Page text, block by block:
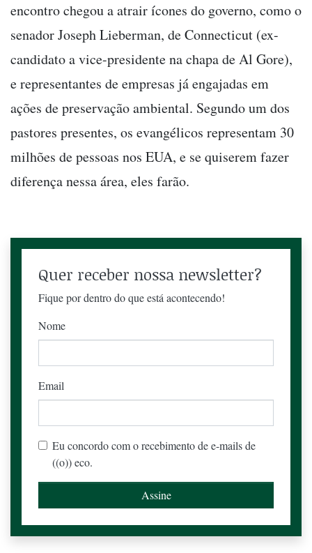
encontro chegou a atrair ícones do governo, como o
senador Joseph Lieberman, de Connecticut (ex-
candidato a vice-presidente na chapa de Al Gore),
e representantes de empresas já engajadas em
ações de preservação ambiental. Segundo um dos
pastores presentes, os evangélicos representam 30
milhões de pessoas nos EUA, e se quiserem fazer
diferença nessa área, eles farão.
Quer receber nossa newsletter?
Fique por dentro do que está acontecendo!
Nome
Email
Eu concordo com o recebimento de e-mails de
((o)) eco.